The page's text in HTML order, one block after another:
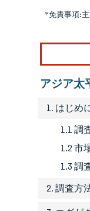
*免責事項:
アジア太
1. はじめ
1.1 調
1.2 市
1.3 調
2. 調査方